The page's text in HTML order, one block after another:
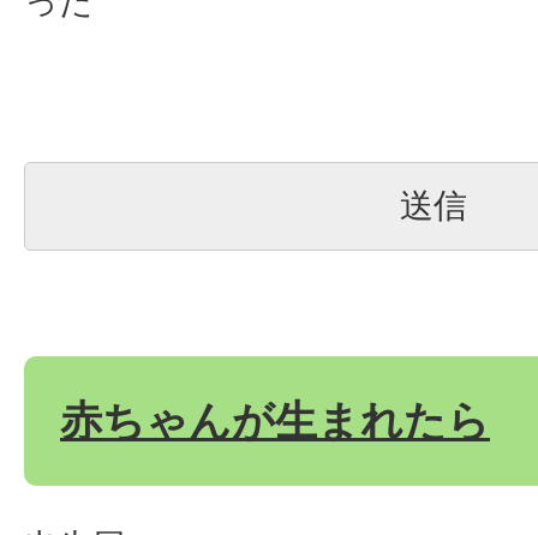
赤ちゃんが生まれたら